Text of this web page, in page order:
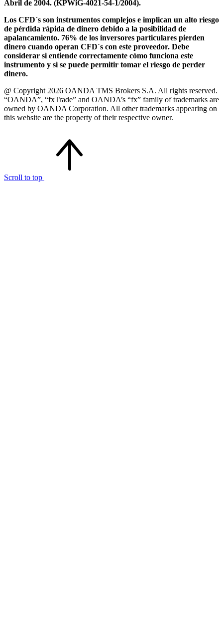
Abril de 2004. (KPWiG-4021-54-1/2004).
Los CFD´s son instrumentos complejos e implican un alto riesgo
de pérdida rápida de dinero debido a la posibilidad de
apalancamiento. 76% de los inversores particulares pierden
dinero cuando operan CFD´s con este proveedor. Debe
considerar si entiende correctamente cómo funciona este
instrumento y si se puede permitir tomar el riesgo de perder
dinero.
@ Copyright 2026 OANDA TMS Brokers S.A. All rights reserved.
“OANDA”, “fxTrade” and OANDA’s “fx” family of trademarks are
owned by OANDA Corporation. All other trademarks appearing on
this website are the property of their respective owner.
Scroll to top